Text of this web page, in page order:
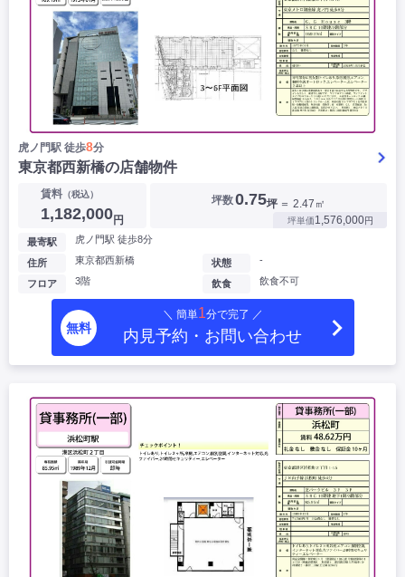
虎ノ門駅 徒歩8分
東京都西新橋の店舗物件
賃料 （税込）
1,182,000円
坪数0.75坪 ＝ 2.47㎡
坪単価1,576,000円
最寄駅 虎ノ門駅 徒歩8分
住所 東京都西新橋
フロア 3階
状態 -
飲食 飲食不可
無料
＼ 簡単1分で完了 ／
内見予約・お問い合わせ